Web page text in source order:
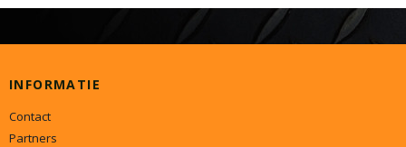
INFORMATIE
Contact
Partners